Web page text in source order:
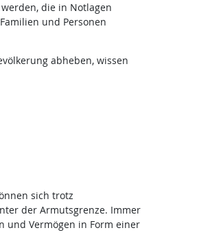
die in Notlagen
und Personen
abheben, wissen
sich trotz
der Armutsgrenze. Immer
und Vermögen in Form einer